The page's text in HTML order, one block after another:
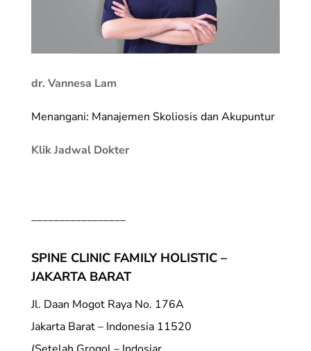
dr. Vannesa Lam
Menangani: Manajemen Skoliosis dan Akupuntur
Klik Jadwal Dokter
_________________
SPINE CLINIC FAMILY HOLISTIC –
JAKARTA BARAT
Jl. Daan Mogot Raya No. 176A
Jakarta Barat – Indonesia 11520